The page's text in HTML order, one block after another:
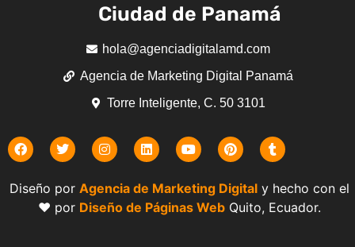
Ciudad de Panamá
hola@agenciadigitalamd.com
Agencia de Marketing Digital Panamá
Torre Inteligente, C. 50 3101
Diseño por Agencia de Marketing Digital y hecho con el
❤️ por Diseño de Páginas Web Quito, Ecuador.